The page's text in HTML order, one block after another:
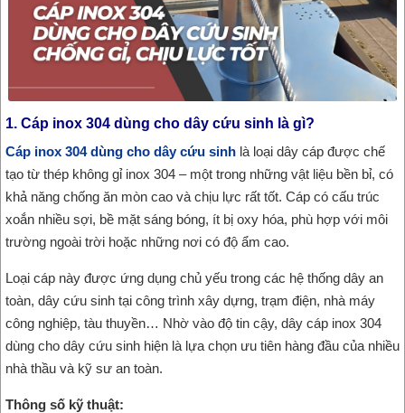
1. Cáp inox 304 dùng cho dây cứu sinh là gì?
Cáp inox 304 dùng cho dây cứu sinh là loại dây cáp được chế
tạo từ thép không gỉ inox 304 – một trong những vật liệu bền bỉ, có
khả năng chống ăn mòn cao và chịu lực rất tốt. Cáp có cấu trúc
xoắn nhiều sợi, bề mặt sáng bóng, ít bị oxy hóa, phù hợp với môi
trường ngoài trời hoặc những nơi có độ ẩm cao.
Loại cáp này được ứng dụng chủ yếu trong các hệ thống dây an
toàn, dây cứu sinh tại công trình xây dựng, trạm điện, nhà máy
công nghiệp, tàu thuyền… Nhờ vào độ tin cậy, dây cáp inox 304
dùng cho dây cứu sinh hiện là lựa chọn ưu tiên hàng đầu của nhiều
nhà thầu và kỹ sư an toàn.
Thông số kỹ thuật: